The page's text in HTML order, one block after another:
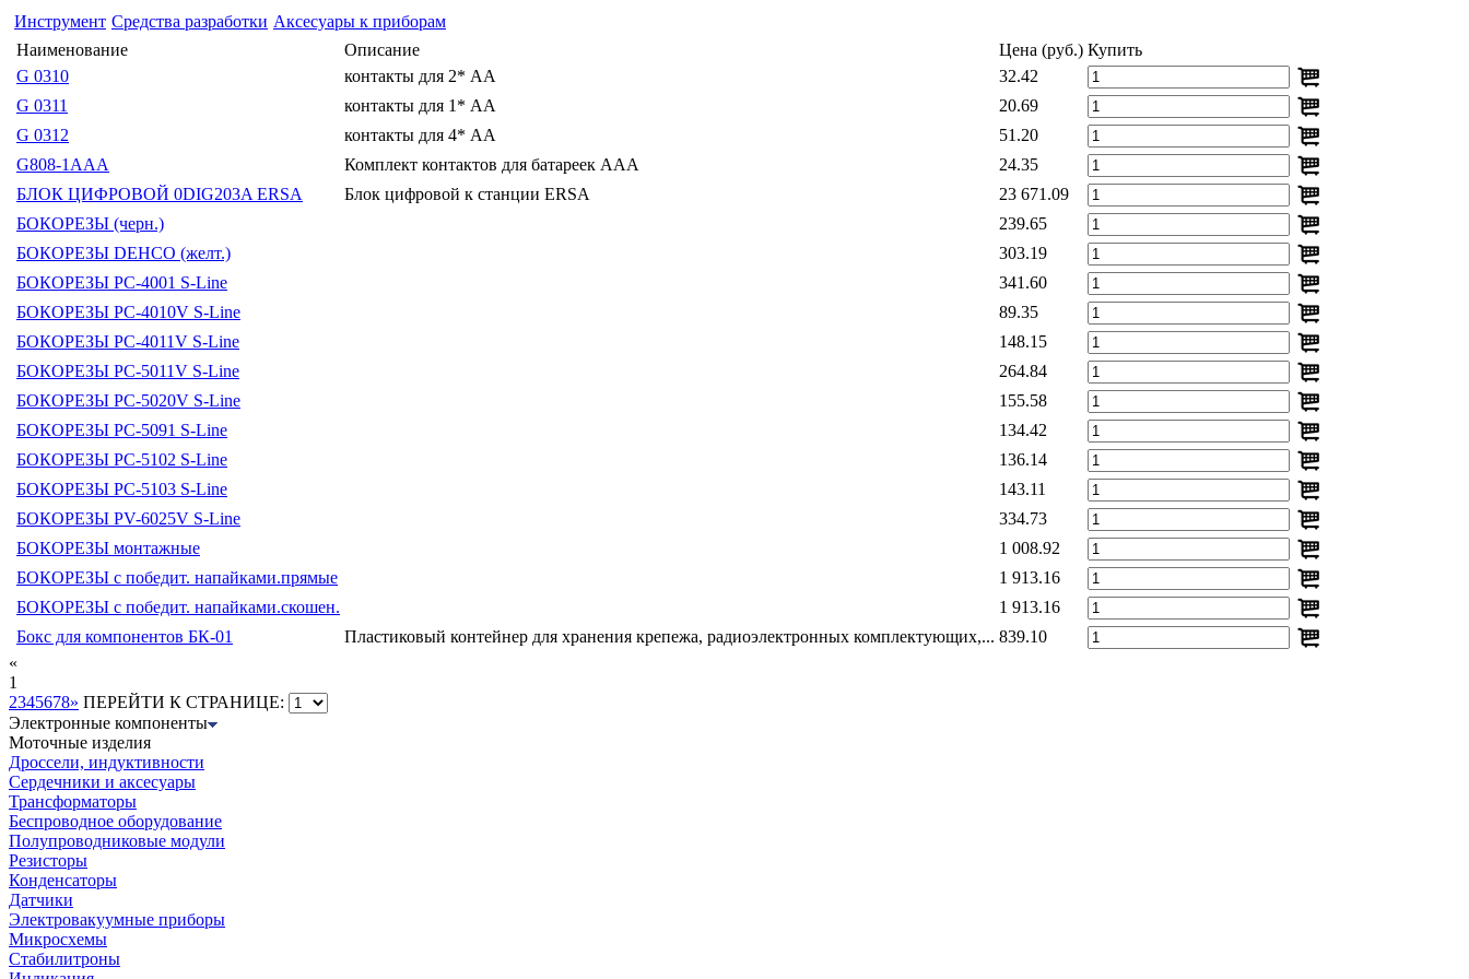
Инструмент Средства разработки Аксесуары к приборам
Наименование
Описание Цена (руб.) Купить
G 0310
контакты для 2* АА
32.42
G 0311
контакты для 1* АА
20.69
G 0312
контакты для 4* АА
51.20
G808-1AAA
Комплект контактов для батареек AAA
24.35
БЛОК ЦИФРОВОЙ 0DIG203A ERSA
Блок цифровой к станции ERSA
23 671.09
БОКОРЕЗЫ (черн.)
239.65
БОКОРЕЗЫ DEHCO (желт.)
303.19
БОКОРЕЗЫ PC-4001 S-Line
341.60
БОКОРЕЗЫ PC-4010V S-Line
89.35
БОКОРЕЗЫ PC-4011V S-Line
148.15
БОКОРЕЗЫ PC-5011V S-Line
264.84
БОКОРЕЗЫ PC-5020V S-Line
155.58
БОКОРЕЗЫ PC-5091 S-Line
134.42
БОКОРЕЗЫ PC-5102 S-Line
136.14
БОКОРЕЗЫ PC-5103 S-Line
143.11
БОКОРЕЗЫ PV-6025V S-Line
334.73
БОКОРЕЗЫ монтажные
1 008.92
БОКОРЕЗЫ с победит. напайками.прямые
1 913.16
БОКОРЕЗЫ с победит. напайками.скошен.
1 913.16
Бокс для компонентов БК-01
Пластиковый контейнер для хранения крепежа, радиоэлектронных комплектующих,... 839.10
«
1
2345678» ПЕРЕЙТИ К СТРАНИЦЕ:
Электронные компоненты
Моточные изделия
Дроссели, индуктивности
Сердечники и аксесуары
Трансформаторы
Беспроводное оборудование
Полупроводниковые модули
Резисторы
Конденсаторы
Датчики
Электровакуумные приборы
Микросхемы
Стабилитроны